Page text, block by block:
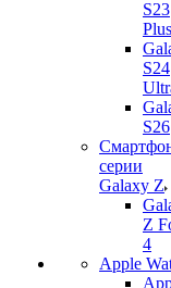
S23
Plus
S24
S26
серии
Galaxy Z
Z
4
Apple